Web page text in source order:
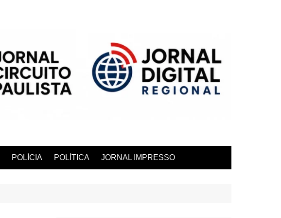
POLÍCIA POLÍTICA JORNAL IMPRESSO